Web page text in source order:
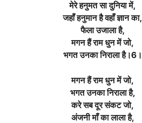
मेरे हनुमत सा दुनिया में,
जहाँ हनुमान है वहाँ ज्ञान का,
फैला उजाला है,
मगन हैं राम धुन में जो,
भगत उनका निराला है।6।
मगन हैं राम धुन में जो,
भगत उनका निराला है,
करे सब दूर संकट जो,
अंजनी माँ का लाला है,